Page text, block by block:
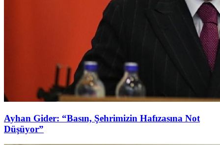
Ayhan Gider: “Basın, Şehrimizin Hafızasına Not
Düşüyor”